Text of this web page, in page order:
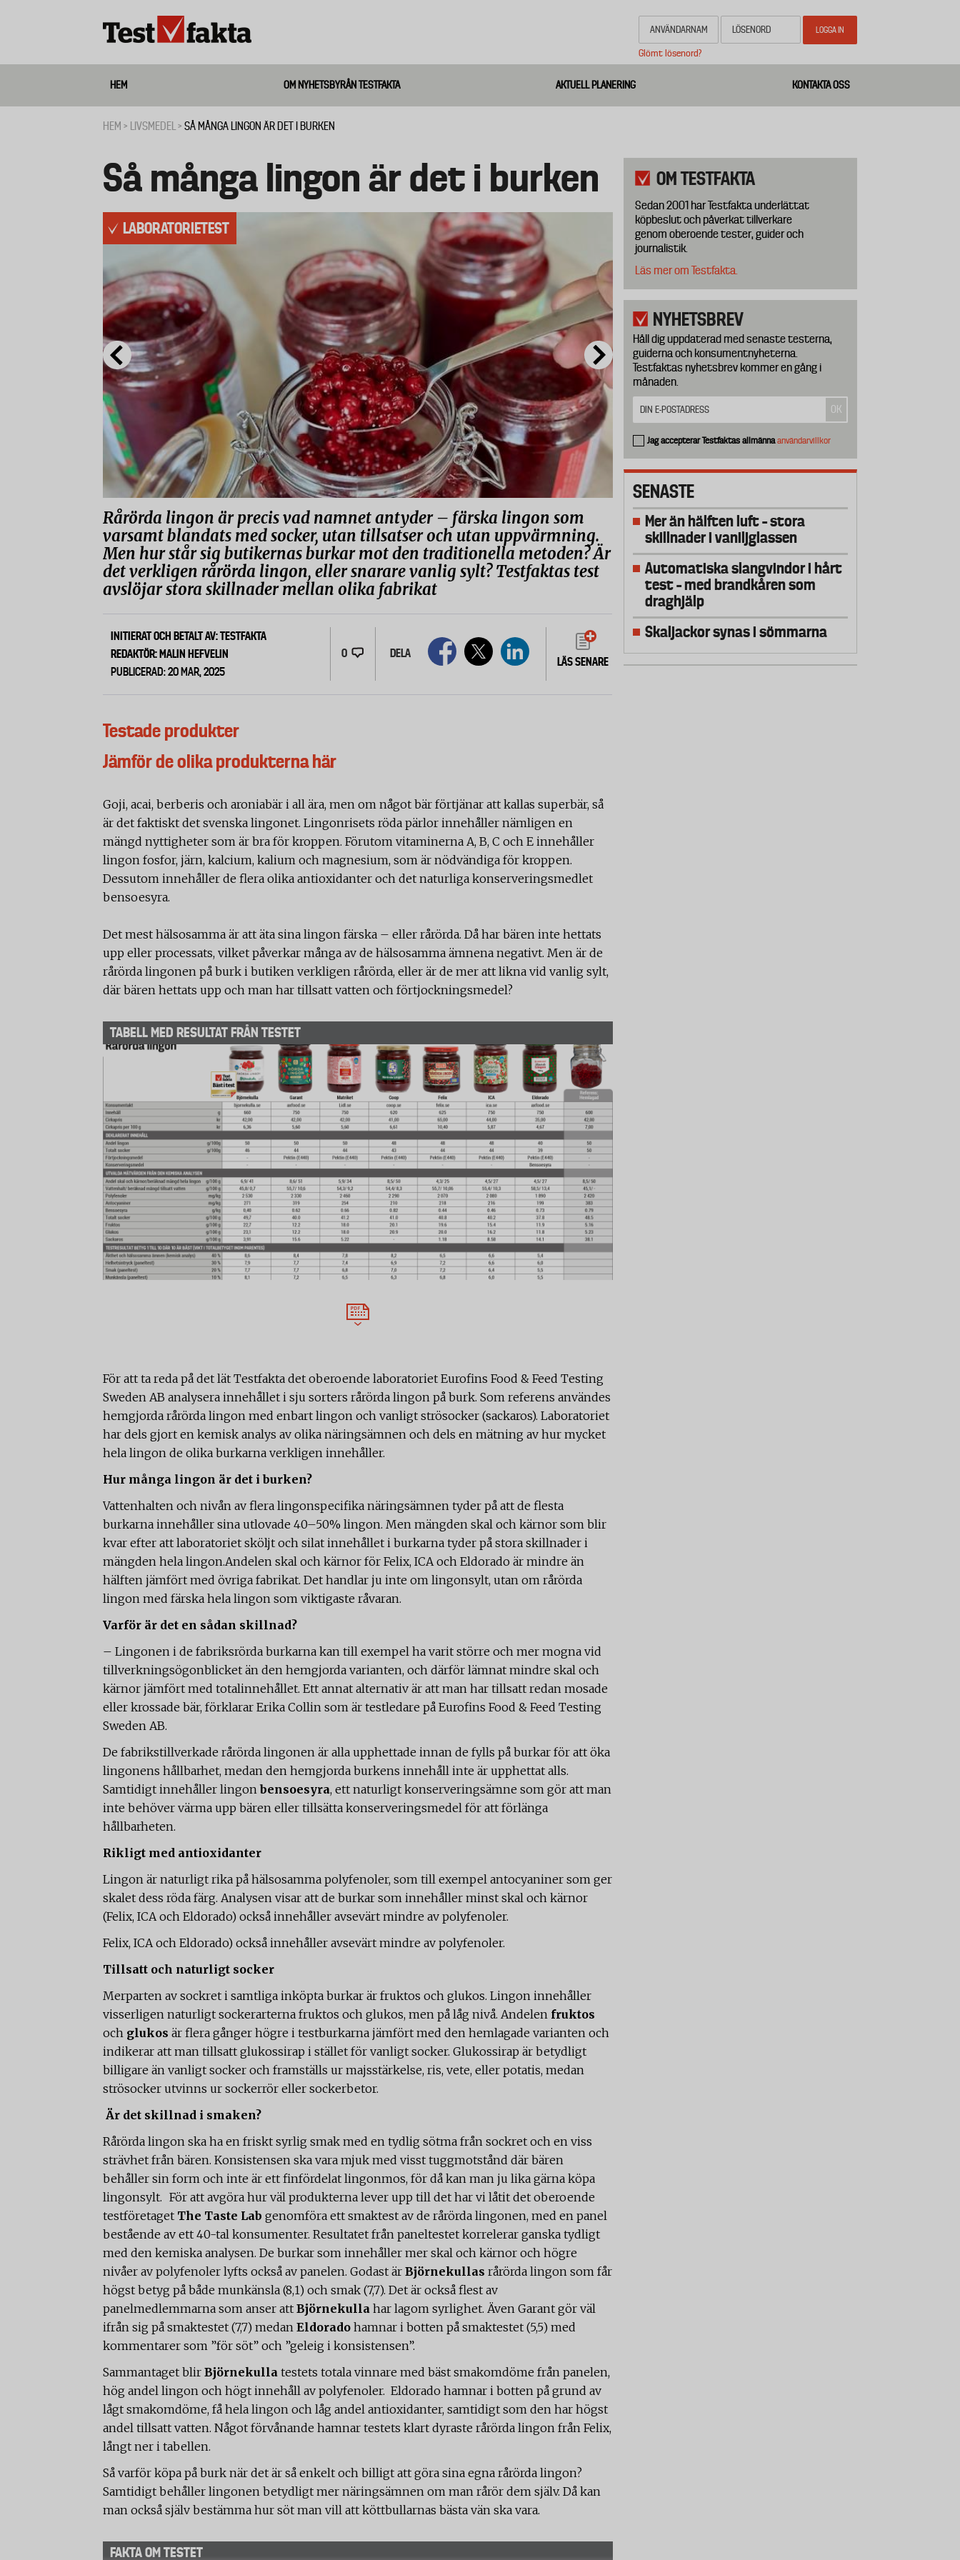
Glömt lösenord?
Media
HEM OM NYHETSBYRÅN TESTFAKTA AKTUELL PLANERING KONTAKTA OSS
HEM LIVSMEDEL SÅ MÅNGA LINGON ÄR DET I BURKEN
Så många lingon är det i burken
LABORATORIETEST
Rårörda lingon är precis vad namnet antyder – färska lingon som
varsamt blandats med socker, utan tillsatser och utan uppvärmning.
Men hur står sig butikernas burkar mot den traditionella metoden? Är
det verkligen rårörda lingon, eller snarare vanlig sylt? Testfaktas test
avslöjar stora skillnader mellan olika fabrikat
INITIERAT OCH BETALT AV: TESTFAKTA
REDAKTÖR: MALIN HEFVELIN
PUBLICERAD: 20 MAR, 2025
0 DELA
LÄS SENARE
Testade produkter
Jämför de olika produkterna här
Goji, acai, berberis och aroniabär i all ära, men om något bär förtjänar att kallas superbär, så
är det faktiskt det svenska lingonet. Lingonrisets röda pärlor innehåller nämligen en
mängd nyttigheter som är bra för kroppen. Förutom vitaminerna A, B, C och E innehåller
lingon fosfor, järn, kalcium, kalium och magnesium, som är nödvändiga för kroppen.
Dessutom innehåller de flera olika antioxidanter och det naturliga konserveringsmedlet
bensoesyra.
Det mest hälsosamma är att äta sina lingon färska – eller rårörda. Då har bären inte hettats
upp eller processats, vilket påverkar många av de hälsosamma ämnena negativt. Men är de
rårörda lingonen på burk i butiken verkligen rårörda, eller är de mer att likna vid vanlig sylt,
där bären hettats upp och man har tillsatt vatten och förtjockningsmedel?
TABELL MED RESULTAT FRÅN TESTET
För att ta reda på det lät Testfakta det oberoende laboratoriet Eurofins Food & Feed Testing
Sweden AB analysera innehållet i sju sorters rårörda lingon på burk. Som referens användes
hemgjorda rårörda lingon med enbart lingon och vanligt strösocker (sackaros). Laboratoriet
har dels gjort en kemisk analys av olika näringsämnen och dels en mätning av hur mycket
hela lingon de olika burkarna verkligen innehåller.
Hur många lingon är det i burken?
Vattenhalten och nivån av flera lingonspecifika näringsämnen tyder på att de flesta
burkarna innehåller sina utlovade 40–50% lingon. Men mängden skal och kärnor som blir
kvar efter att laboratoriet sköljt och silat innehållet i burkarna tyder på stora skillnader i
mängden hela lingon.Andelen skal och kärnor för Felix, ICA och Eldorado är mindre än
hälften jämfört med övriga fabrikat. Det handlar ju inte om lingonsylt, utan om rårörda
lingon med färska hela lingon som viktigaste råvaran.
Varför är det en sådan skillnad?
– Lingonen i de fabriksrörda burkarna kan till exempel ha varit större och mer mogna vid
tillverkningsögonblicket än den hemgjorda varianten, och därför lämnat mindre skal och
kärnor jämfört med totalinnehållet. Ett annat alternativ är att man har tillsatt redan mosade
eller krossade bär, förklarar Erika Collin som är testledare på Eurofins Food & Feed Testing
Sweden AB.
De fabrikstillverkade rårörda lingonen är alla upphettade innan de fylls på burkar för att öka
lingonens hållbarhet, medan den hemgjorda burkens innehåll inte är upphettat alls.
Samtidigt innehåller lingonbensoesyra, ett naturligt konserveringsämne som gör att man
inte behöver värma upp bären eller tillsätta konserveringsmedel för att förlänga
hållbarheten.
Rikligt med antioxidanter
Lingon är naturligt rika på hälsosamma polyfenoler, som till exempel antocyaniner som ger
skalet dess röda färg. Analysen visar att de burkar som innehåller minst skal och kärnor
(Felix, ICA och Eldorado) också innehåller avsevärt mindre av polyfenoler.
Felix, ICA och Eldorado) också innehåller avsevärt mindre av polyfenoler.
Tillsatt och naturligt socker
Merparten av sockret i samtliga inköpta burkar är fruktos och glukos. Lingon innehåller
visserligen naturligt sockerarterna fruktos och glukos, men på låg nivå. Andelen fruktos
och glukos är flera gånger högre i testburkarna jämfört med den hemlagade varianten och
indikerar att man tillsatt glukossirap i stället för vanligt socker. Glukossirap är betydligt
billigare än vanligt socker och framställs ur majsstärkelse, ris, vete, eller potatis, medan
strösocker utvinns ur sockerrör eller sockerbetor.
Är det skillnad i smaken?
Rårörda lingon ska ha en friskt syrlig smak med en tydlig sötma från sockret och en viss
strävhet från bären. Konsistensen ska vara mjuk med visst tuggmotstånd där bären
behåller sin form och inte är ett finfördelat lingonmos, för då kan man ju lika gärna köpa
lingonsylt. För att avgöra hur väl produkterna lever upp till det har vi låtit det oberoende
testföretaget The Taste Lab genomföra ett smaktest av de rårörda lingonen, med en panel
bestående av ett 40-tal konsumenter. Resultatet från paneltestet korrelerar ganska tydligt
med den kemiska analysen. De burkar som innehåller mer skal och kärnor och högre
nivåer av polyfenoler lyfts också av panelen. Godast är Björnekullas rårörda lingon som får
högst betyg på både munkänsla (8,1) och smak (7,7). Det är också flest av
panelmedlemmarna som anser att Björnekulla har lagom syrlighet. Även Garant gör väl
ifrån sig på smaktestet (7,7) medan Eldorado hamnar i botten på smaktestet (5,5) med
kommentarer som ”för söt” och ”geleig i konsistensen”.
Sammantaget blir Björnekulla testets totala vinnare med bäst smakomdöme från panelen,
hög andel lingon och högt innehåll av polyfenoler. Eldorado hamnar i botten på grund av
lågt smakomdöme, få hela lingon och låg andel antioxidanter, samtidigt som den har högst
andel tillsatt vatten. Något förvånande hamnar testets klart dyraste rårörda lingon från Felix,
långt ner i tabellen.
Så varför köpa på burk när det är så enkelt och billigt att göra sina egna rårörda lingon?
Samtidigt behåller lingonen betydligt mer näringsämnen om man rårör dem själv. Då kan
man också själv bestämma hur söt man vill att köttbullarnas bästa vän ska vara.
FAKTA OM TESTET
OM TESTFAKTA
Sedan 2001 har Testfakta underlättat
köpbeslut och påverkat tillverkare
genom oberoende tester, guider och
journalistik.
Läs mer om Testfakta.
NYHETSBREV
Håll dig uppdaterad med senaste testerna,
guiderna och konsumentnyheterna.
Testfaktas nyhetsbrev kommer en gång i
månaden.
Jag accepterar Testfaktas allmännaanvändarvillkor
SENASTE
Mer än hälften luft – stora
skillnader i vaniljglassen
Automatiska slangvindor i hårt
test – med brandkåren som
draghjälp
Skaljackor synas i sömmarna